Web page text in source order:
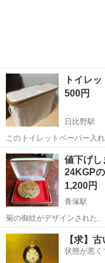
トイレ
500円
日比野駅
このトイレットペーパー入
のがあるので お譲り致しますm(_ _)m 取りに来て
願いいたします。 値段交渉
愛知 津島市 日比野
値下げ
24KGP
1,200円
青塚駅
菊の御紋がデザインされた
す。 ご覧いただきありがと
ずっと保管されていた商品です。 商品に目立つキズや汚
んが、専用ケースには若...
愛知 津島市 青塚駅
【求】
状態が悪く